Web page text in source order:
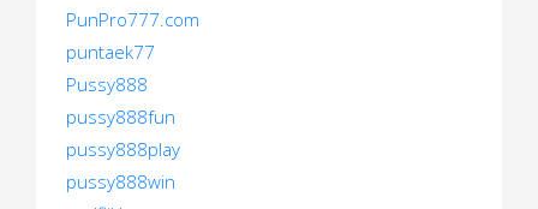
PunPro777.com
puntaek77
Pussy888
pussy888fun
pussy888play
pussy888win